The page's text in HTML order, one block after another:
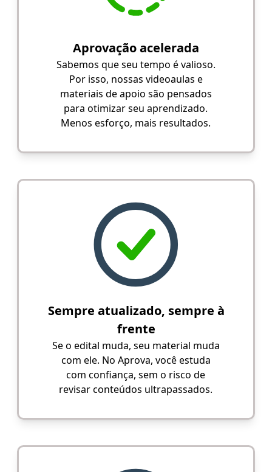
Aprovação acelerada
Sabemos que seu tempo é valioso.
Por isso, nossas videoaulas e
materiais de apoio são pensados
para otimizar seu aprendizado.
Menos esforço, mais resultados.
Sempre atualizado, sempre à
frente
Se o edital muda, seu material muda
com ele. No Aprova, você estuda
com confiança, sem o risco de
revisar conteúdos ultrapassados.